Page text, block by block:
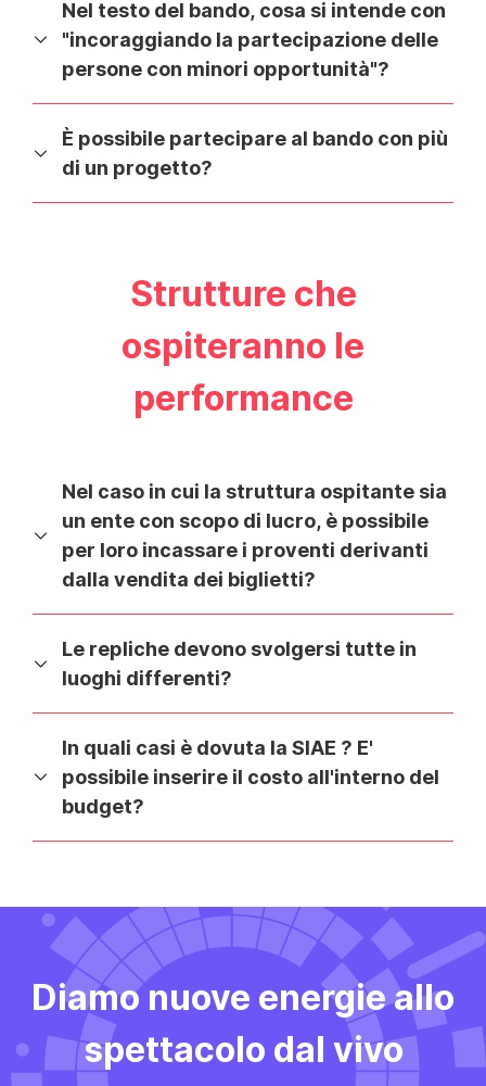
Nel testo del bando, cosa si intende con
"incoraggiando la partecipazione delle
persone con minori opportunità"?
È possibile partecipare al bando con più
di un progetto?
Strutture che
ospiteranno le
performance
Nel caso in cui la struttura ospitante sia
un ente con scopo di lucro, è possibile
per loro incassare i proventi derivanti
dalla vendita dei biglietti?
Le repliche devono svolgersi tutte in
luoghi differenti?
In quali casi è dovuta la SIAE ? E'
possibile inserire il costo all'interno del
budget?
Diamo nuove energie allo
spettacolo dal vivo